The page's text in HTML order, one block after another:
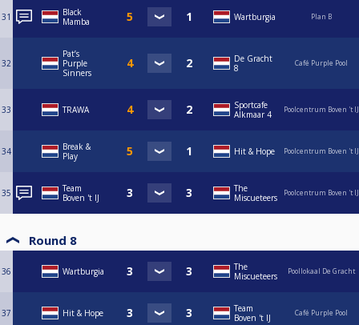
31
Black
Mamba
Wartburgia Plan B
32
Pat’s
Purple
Sinners
De Gracht
8
Café Purple Pool
33 TRAWA
Sportcafe
Alkmaar 4
Poolcentrum Boven 't IJ
34
Break &
Play
Hit & Hope Poolcentrum Boven 't IJ
35
Team
Boven 't IJ
The
Miscueteers
Poolcentrum Boven 't IJ
Round 8
36 Wartburgia
The
Miscueteers
Poollokaal De Gracht
37 Hit & Hope
Team
Boven 't IJ
Café Purple Pool